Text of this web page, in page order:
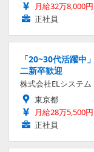
月給32万8,000
正社員
「20~30代活躍中
二新卒歓迎
株式会社ELシステム
東京都
月給28万5,500
正社員